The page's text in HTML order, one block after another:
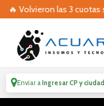
🔥 Volvieron las 3 cuotas
Enviar aIngresar CP y ciudad